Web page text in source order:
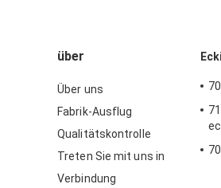
über
Über uns
Fabrik-Ausflug
Qualitätskontrolle
Treten Sie mit uns in
Verbindung